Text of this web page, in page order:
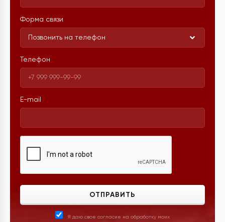
Форма связи
Позвонить на телефон
Телефон
E-mail
ОТПРАВИТЬ
Я даю свое согласие на обработку моих